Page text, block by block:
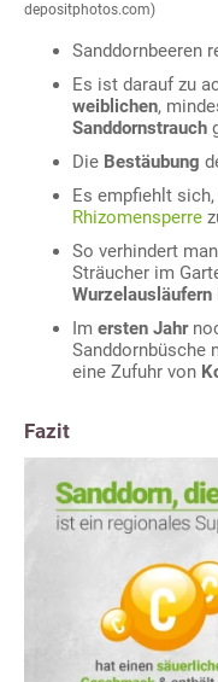
depositphotos.com)
Sanddornbeeren
Es ist darauf zu
weiblichen,
Sanddornstrauch
Die Bestäubung
Es empfiehlt
Rhizomensperre
So verhindert
Sträucher im
Wurzelausläufern
Im ersten Jahr
Sanddornbüsche
eine Zufuhr von
Fazit